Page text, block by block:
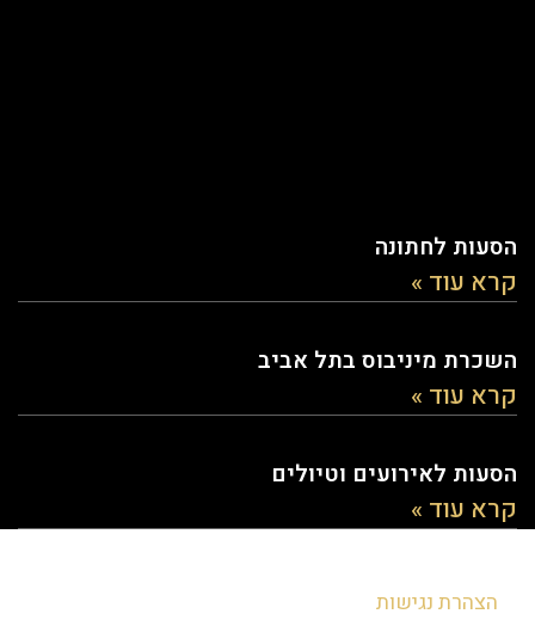
הסעות לחתונה
קרא עוד »
השכרת מיניבוס בתל אביב
קרא עוד »
הסעות לאירועים וטיולים
קרא עוד »
הצהרת נגישות